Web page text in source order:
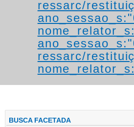
ressarc/
ressarc/
BUSCA FACETADA